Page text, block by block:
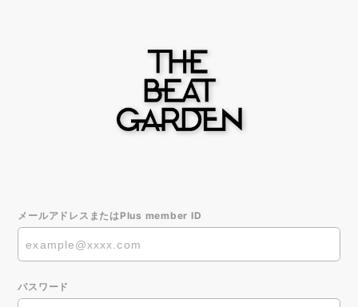
メールアドレスまたはPlus member ID
パスワード